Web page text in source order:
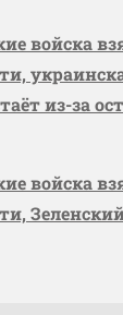
войска
из-за
войска